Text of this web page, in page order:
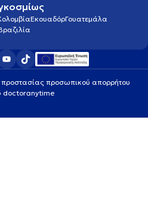
ΕκουαδόρΓουατεμάλα
προστασίας προσωπικού απορρήτου
doctoranytime